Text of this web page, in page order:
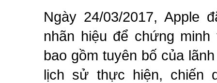
Ngày 24/03/2017, Apple
nhãn hiệu để chứng
bao gồm tuyên bố của
lịch sử thực hiện, chiến